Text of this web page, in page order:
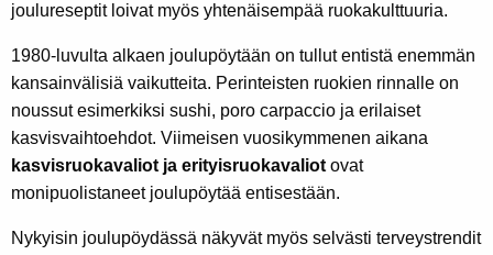
joulureseptit loivat myös yhtenäisempää ruokakulttuuria.
1980-luvulta alkaen joulupöytään on tullut entistä enemmän
kansainvälisiä vaikutteita. Perinteisten ruokien rinnalle on
noussut esimerkiksi sushi, poro carpaccio ja erilaiset
kasvisvaihtoehdot. Viimeisen vuosikymmenen aikana
kasvisruokavaliot ja erityisruokavaliot ovat
monipuolistaneet joulupöytää entisestään.
Nykyisin joulupöydässä näkyvät myös selvästi terveystrendit